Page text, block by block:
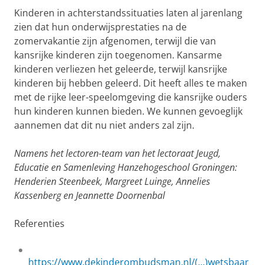
Kinderen in achterstandssituaties laten al jarenlang
zien dat hun onderwijsprestaties na de
zomervakantie zijn afgenomen, terwijl die van
kansrijke kinderen zijn toegenomen. Kansarme
kinderen verliezen het geleerde, terwijl kansrijke
kinderen bij hebben geleerd. Dit heeft alles te maken
met de rijke leer-speelomgeving die kansrijke ouders
hun kinderen kunnen bieden. We kunnen gevoeglijk
aannemen dat dit nu niet anders zal zijn.
Namens het lectoren-team van het lectoraat Jeugd,
Educatie en Samenleving Hanzehogeschool Groningen:
Henderien Steenbeek, Margreet Luinge, Annelies
Kassenberg en Jeannette Doornenbal
Referenties
https://www.dekinderombudsman.nl/(...)wetsbaar